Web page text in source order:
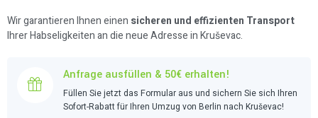
Wir garantieren Ihnen einen sicheren und effizienten Transport
Ihrer Habseligkeiten an die neue Adresse in Kruševac.
Anfrage ausfüllen & 50€ erhalten!
Füllen Sie jetzt das Formular aus und sichern Sie sich Ihren
Sofort-Rabatt für Ihren Umzug von Berlin nach Kruševac!